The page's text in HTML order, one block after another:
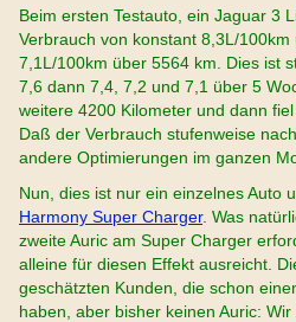
Beim ersten Testauto, ein Jaguar 3
Verbrauch von konstant 8,3L/
7,1L/100km über 5564 km. Dies ist
7,6 dann 7,4, 7,2 und 7,1 über 5
weitere 4200 Kilometer und dann
Daß der Verbrauch stufenweise
andere Optimierungen im ganzen
Nun, dies ist nur ein einzelnes Auto
Harmony Super Charger. Was
zweite Auric am Super Charger
alleine für diesen Effekt ausreicht.
geschätzten Kunden, die schon
haben, aber bisher keinen Auric: